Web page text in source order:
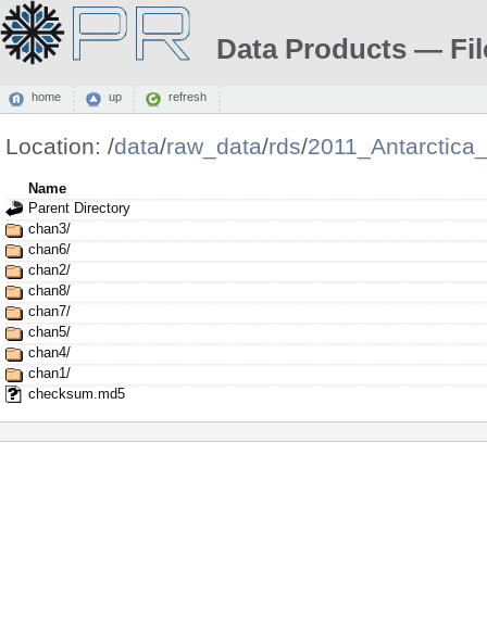
Data Products —
home up refresh
Location: /data/raw_data/rds/
Name
Parent Directory
chan3/
chan6/
chan2/
chan8/
chan7/
chan5/
chan4/
chan1/
checksum.md5